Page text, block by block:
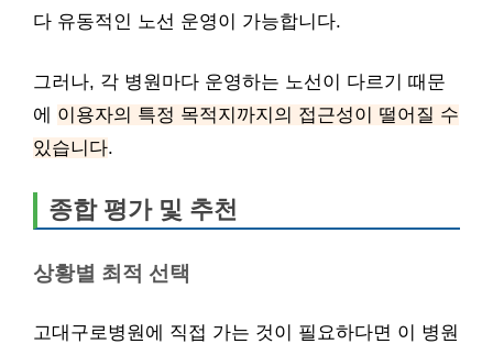
다 유동적인 노선 운영이 가능합니다.
그러나, 각 병원마다 운영하는 노선이 다르기 때문
에 이용자의 특정 목적지까지의 접근성이 떨어질 수
있습니다.
종합 평가 및 추천
상황별 최적 선택
고대구로병원에 직접 가는 것이 필요하다면 이 병원